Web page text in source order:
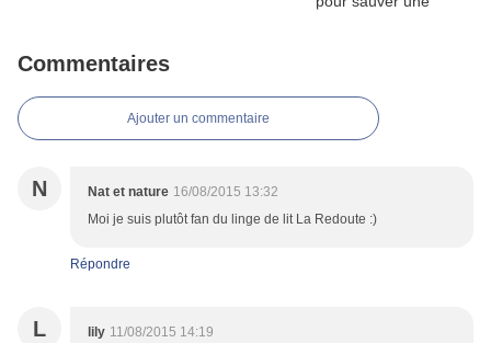
Commentaires
Ajouter un commentaire
N Nat et nature 16/08/2015 13:32
Moi je suis plutôt fan du linge de lit La Redoute :)
Répondre
L lily 11/08/2015 14:19